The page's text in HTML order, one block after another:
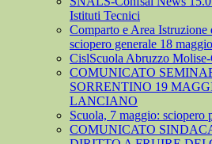
Istituti Tecnici
Comparto e Area Istruzione
sciopero generale 18
CislScuola Abruzzo
COMUNICATO
SORRENTINO 19
LANCIANO
Scuola, 7 maggio: sciopero
COMUNICATO